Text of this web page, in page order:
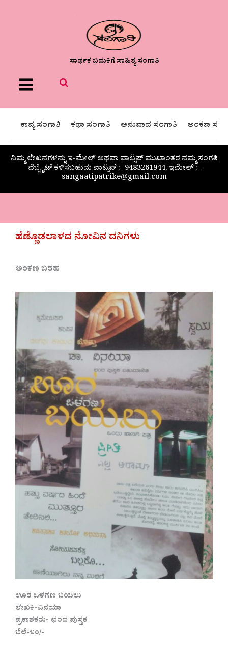
ಸಾರ್ಥಕ ಬದುಕಿಗೆ ಸಾಹಿತ್ಯ ಸಂಗಾತಿ
Menu
ಕಾವ್ಯ ಸಂಗಾತಿ ಕಥಾ ಸಂಗಾತಿ ಅನುವಾದ ಸಂಗಾತಿ ಅಂಕಣ
ನಿಮ್ಮ ಲೇಖನಗಳನ್ನು ಇ-ಮೇಲ್ ಅಥವಾ ವಾಟ್ಸಪ್ ಮುಖಾಂತರ ನಮ್ಮ ಸಂಗತಿ
ವೆಬ್ಸೈಟ್ ಕಳಿಸಬಹುದು ವಾಟ್ಸಪ್‌ :- 9483261944, ಇಮೇಲ್ :-
sangaatipatrike@gmail.com
ಹೆಣ್ಣೊಡಲಾಳದ ನೋವಿನ ದನಿಗಳು
ಅಂಕಣ ಬರಹ
ಊರ ಒಳಗಣ ಬಯಲು
ಲೇಖಕಿ-ವಿನಯಾ
ಪ್ರಕಾಶಕರು- ಛಂದ ಪುಸ್ತಕ
ಬೆಲೆ-೪೦/-